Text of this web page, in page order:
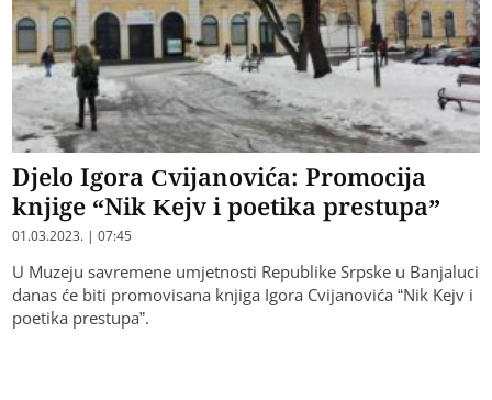
Djelo Igora Cvijanovića: Promocija
knjige “Nik Kejv i poetika prestupa”
01.03.2023. | 07:45
U Muzeju savremene umjetnosti Republike Srpske u Banjaluci
danas će biti promovisana knjiga Igora Cvijanovića “Nik Kejv i
poetika prestupa”.